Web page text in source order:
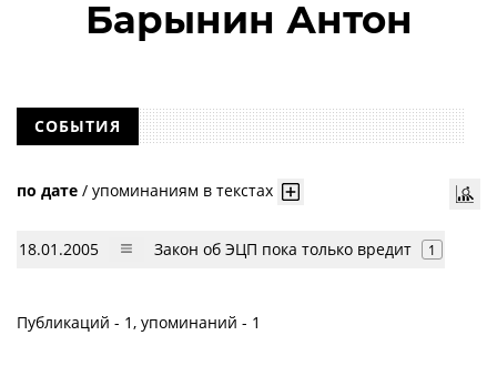
Барынин Антон
СОБЫТИЯ
по дате / упоминаниям в текстах
18.01.2005 Закон об ЭЦП пока только вредит 1
Публикаций - 1, упоминаний - 1